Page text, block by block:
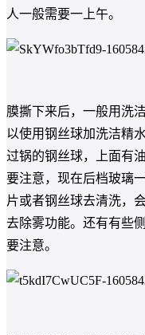
人一般需要一上午。
膜撕下来后，一般用洗
以使用钢丝球加洗洁精
过锅的钢丝球，上面有
要注意，现在后档玻璃
片或者钢丝球去清洗，
去除雾功能。还有有些
要注意。